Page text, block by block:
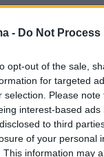
- Do Not
opt-out of the sale,
for targeted
selection. Please
interest-based
to third
of your personal
This information may
δηλαδή